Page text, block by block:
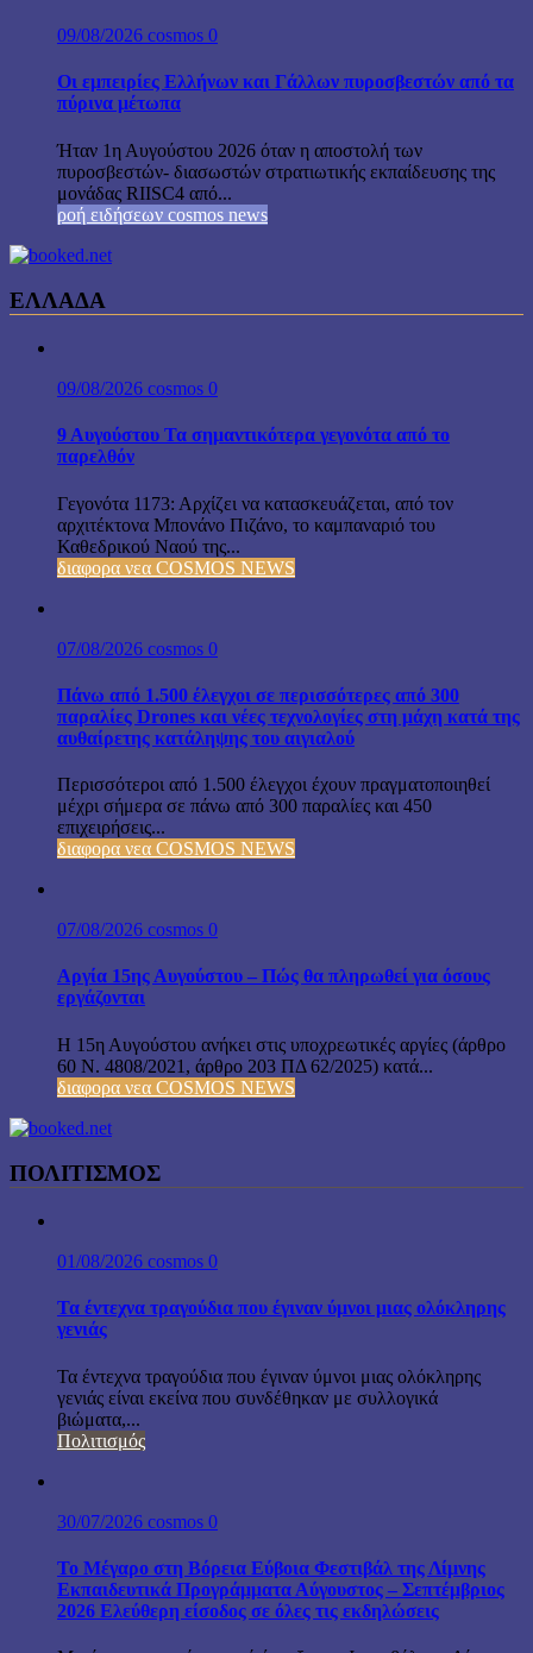
09/08/2026 cosmos 0
Οι εμπειρίες Ελλήνων και Γάλλων πυροσβεστών από τα
πύρινα μέτωπα
Ήταν 1η Αυγούστου 2026 όταν η αποστολή των
πυροσβεστών- διασωστών στρατιωτικής εκπαίδευσης της
μονάδας RIISC4 από...
ροή ειδήσεων cosmos news
ΕΛΛΑΔΑ
09/08/2026 cosmos 0
9 Αυγούστου Τα σημαντικότερα γεγονότα από το
παρελθόν
Γεγονότα 1173: Αρχίζει να κατασκευάζεται, από τον
αρχιτέκτονα Μπονάνο Πιζάνο, το καμπαναριό του
Καθεδρικού Ναού της...
διαφορα νεα COSMOS NEWS
07/08/2026 cosmos 0
Πάνω από 1.500 έλεγχοι σε περισσότερες από 300
παραλίες Drones και νέες τεχνολογίες στη μάχη κατά της
αυθαίρετης κατάληψης του αιγιαλού
Περισσότεροι από 1.500 έλεγχοι έχουν πραγματοποιηθεί
μέχρι σήμερα σε πάνω από 300 παραλίες και 450
επιχειρήσεις...
διαφορα νεα COSMOS NEWS
07/08/2026 cosmos 0
Αργία 15ης Αυγούστου – Πώς θα πληρωθεί για όσους
εργάζονται
Η 15η Αυγούστου ανήκει στις υποχρεωτικές αργίες (άρθρο
60 Ν. 4808/2021, άρθρο 203 ΠΔ 62/2025) κατά...
διαφορα νεα COSMOS NEWS
ΠΟΛΙΤΙΣΜΟΣ
01/08/2026 cosmos 0
Τα έντεχνα τραγούδια που έγιναν ύμνοι μιας ολόκληρης
γενιάς
Τα έντεχνα τραγούδια που έγιναν ύμνοι μιας ολόκληρης
γενιάς είναι εκείνα που συνδέθηκαν με συλλογικά
βιώματα,...
Πολιτισμός
30/07/2026 cosmos 0
Το Μέγαρο στη Βόρεια Εύβοια Φεστιβάλ της Λίμνης
Εκπαιδευτικά Προγράμματα Αύγουστος – Σεπτέμβριος
2026 Ελεύθερη είσοδος σε όλες τις εκδηλώσεις